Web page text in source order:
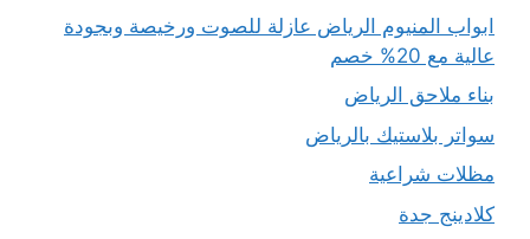
ابواب المنيوم الرياض عازلة للصوت ورخيصة وبجودة
عالية مع 20% خصم
بناء ملاحق الرياض
سواتر بلاستيك بالرياض
مظلات شراعية
كلادينج جدة